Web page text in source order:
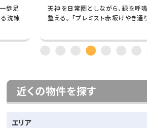
天神を日常圏としながら、緑を呼吸し、
整える。 「プレミスト赤坂けやき通り」
近くの物件を探す
エリア